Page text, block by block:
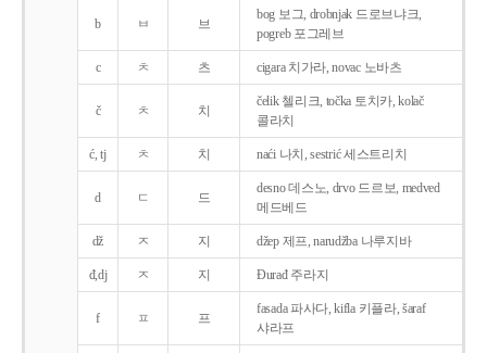
b ㅂ 브
bog 보그, drobnjak 드로브냐크,
pogreb 포그레브
c ㅊ 츠 cigara 치가라, novac 노바츠
č ㅊ 치
čelik 첼리크, točka 토치카, kolač
콜라치
ć, tj ㅊ 치 naći 나치, sestrić 세스트리치
d ㄷ 드
desno 데스노, drvo 드르보, medved
메드베드
dž ㅈ 지 džep 제프, narudžba 나루지바
đ,dj ㅈ 지 Ðurađ 주라지
f ㅍ 프
fasada 파사다, kifla 키플라, šaraf
샤라프